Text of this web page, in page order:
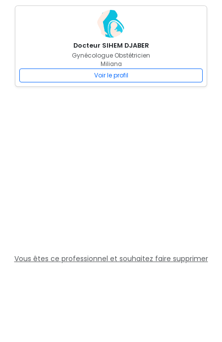
Docteur SIHEM DJABER
Gynécologue Obstétricien
Miliana
Voir le profil
Vous êtes ce professionnel et souhaitez faire supprimer